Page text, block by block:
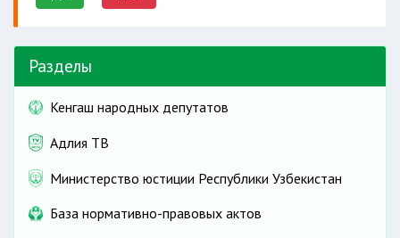
Разделы
Кенгаш народных депутатов
Адлия ТВ
Министерство юстиции Республики Узбекистан
База нормативно-правовых актов